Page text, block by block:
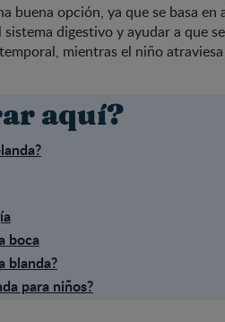
buena opción, ya que se basa en
digestivo y ayudar a que
mientras el niño
aquí?
boca
blanda?
para niños?